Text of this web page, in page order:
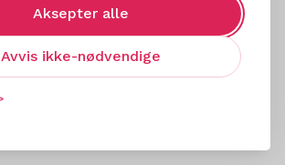
Aksepter alle
Avvis ikke-nødvendige